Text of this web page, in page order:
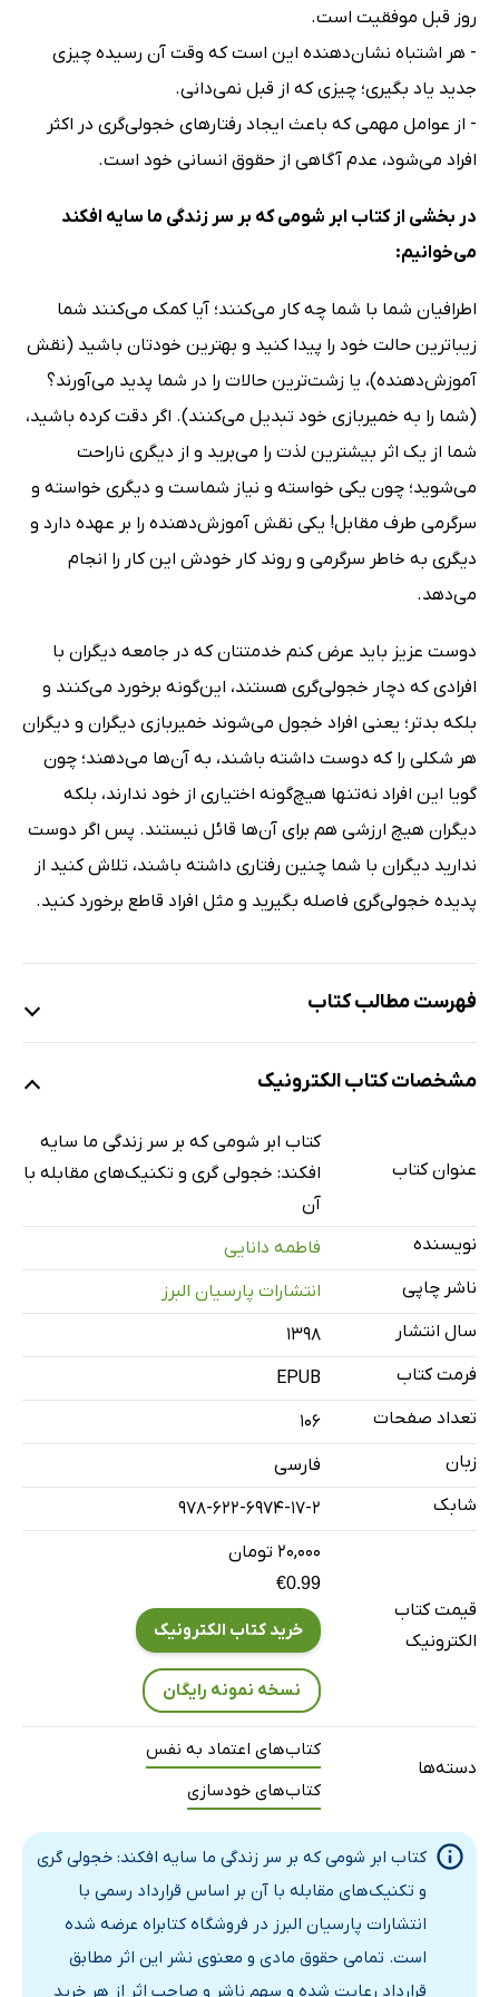
روز قبل موفقیت است.
- هر اشتباه نشان‌دهنده این است که وقت آن رسیده چیزی
جدید یاد بگیری؛ چیزی که از قبل نمی‌دانی.
- از عوامل مهمی که باعث ایجاد رفتارهای خجولی‌گری در اکثر
افراد می‌شود، عدم آگاهی از حقوق انسانی خود است.
در بخشی از کتاب ابر شومی که بر سر زندگی ما سایه افکند
می‌خوانیم:
اطرافیان شما با شما چه کار می‌کنند؛ آیا کمک می‌کنند شما
زیباترین حالت خود را پیدا کنید و بهترین خودتان باشید (نقش
آموزش‌دهنده)، یا زشت‌ترین حالات را در شما پدید می‌آورند؟
(شما را به خمیر‌بازی خود تبدیل می‌کنند). اگر دقت کرده باشید،
شما از یک اثر بیشترین لذت را می‌برید و از دیگری ناراحت
می‌شوید؛ چون یکی خواسته و نیاز شماست و دیگری خواسته و
سرگرمی طرف مقابل! یکی نقش آموزش‌دهنده را بر عهده دارد و
دیگری به خاطر سرگرمی و روند کار خودش این کار را انجام
می‌دهد.
دوست عزیز باید عرض کنم خدمتتان که در جامعه دیگران با
افرادی که دچار خجولی‌گری هستند، این‌گونه برخورد می‌کنند و
بلکه بدتر؛ یعنی افراد خجول می‌شوند خمیربازی دیگران و دیگران
هر شکلی را که دوست داشته باشند، به آن‌ها می‌دهند؛ چون
گویا این افراد نه‌تنها هیچ‌گونه اختیاری از خود ندارند، بلکه
دیگران هیچ ارزشی هم برای آن‌ها قائل نیستند. پس اگر دوست
ندارید دیگران با شما چنین رفتاری داشته باشند، تلاش کنید از
پدیده خجولی‌گری فاصله بگیرید و مثل افراد قاطع برخورد کنید.
فهرست مطالب کتاب
فصل اول: آشنایی اولیه
گپ خودمونی
این خاطره درس بزرگی را با خود دارد
این تمرین مختص شماست
خلاصه فصل اول
فصل دوم: ریشه‌های خجولی‌گری 1
تست‌کردن خود
معجزه تصویرسازی
اصلاح فایل برای غلبه بر خجالت و کم‌رویی
مغز منطقی یا نئوکورتکس
همکاری و خواسته‌های متفاوت
مسیر عصبی؛ شاهراه قدرتمندشدن
شگفتی‌های مغز انسان
نکته جالب توجه اینکه...
مسیر عصبی
هیس! لطفا بهانه نیارید
خلاصه فصل دوم:
فصل سوم: ریشه‌های خجولی‌گری 2
مشخصات کتاب الکترونیک
عنوان کتاب
کتاب ابر شومی که بر سر زندگی ما سایه
افکند: خجولی گری و تکنیک‌های مقابله با
آن
نویسنده
فاطمه ﺩﺍنایی
ناشر چاپی
انتشارات پارسیان البرز
سال انتشار
۱۳۹۸
فرمت کتاب
EPUB
تعداد صفحات
106
زبان
فارسی
شابک
978-622-6974-17-2
قیمت کتاب
الکترونیک
۲۰,۰۰۰ تومان
€0.99
خرید کتاب الکترونیک
نسخه نمونه رایگان
دسته‌ها
کتاب‌های اعتماد به نفس
کتاب‌های خودسازی
کتاب ابر شومی که بر سر زندگی ما سایه افکند: خجولی گری
و تکنیک‌های مقابله با آن بر اساس قرارداد رسمی با
انتشارات پارسیان البرز در فروشگاه کتابراه عرضه شده
است. تمامی حقوق مادی و معنوی نشر این اثر مطابق
قرارداد رعایت شده و سهم ناشر و صاحب اثر از هر خرید